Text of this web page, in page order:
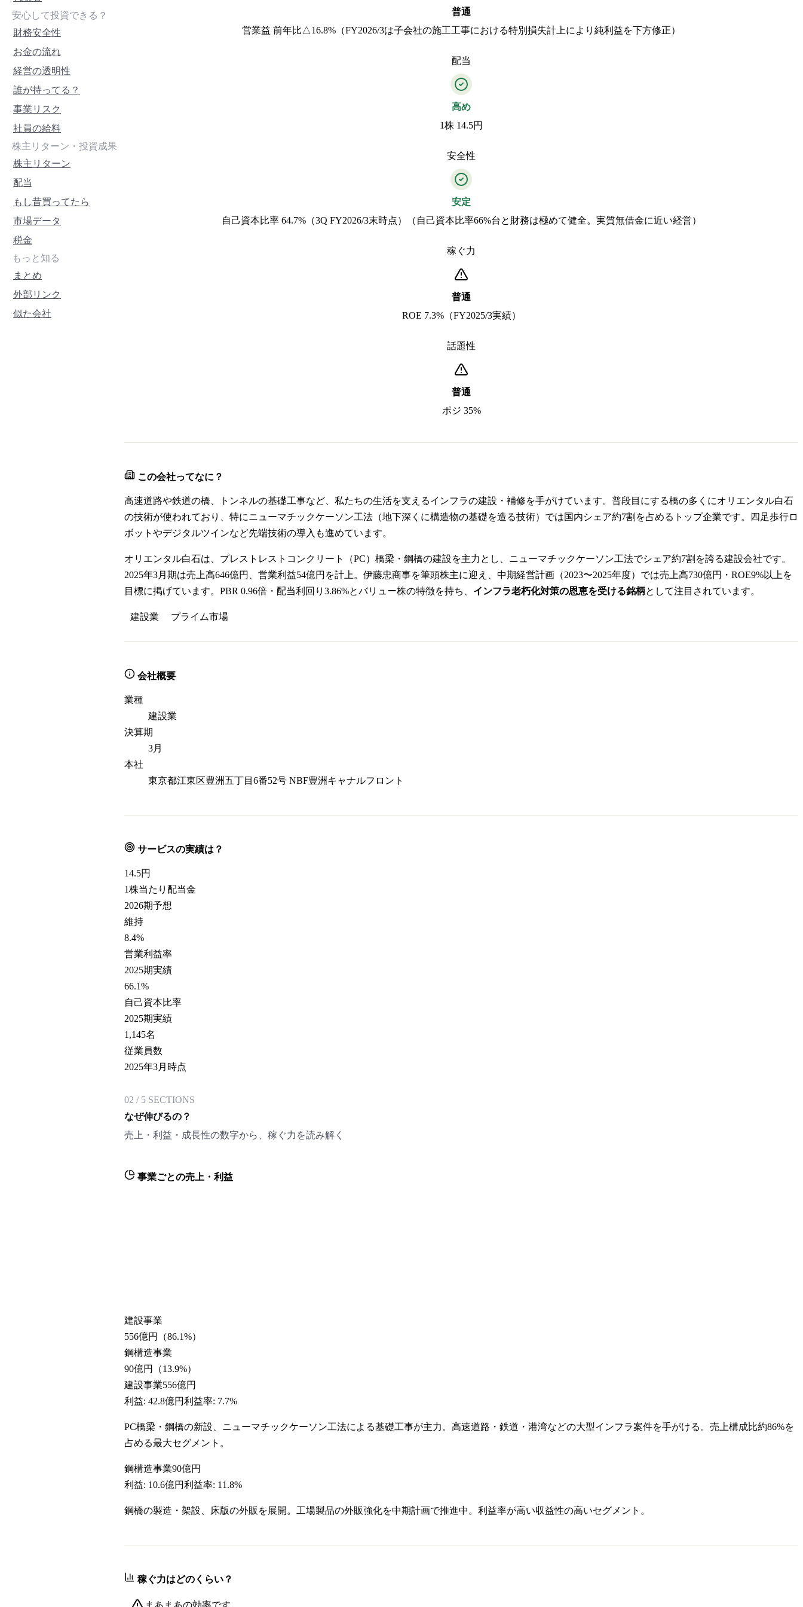
安心して投資できる？
財務安全性
お金の流れ
経営の透明性
誰が持ってる？
事業リスク
社員の給料
株主リターン・投資成果
株主リターン
配当
もし昔買ってたら
市場データ
税金
もっと知る
まとめ
外部リンク
似た会社
普通
営業益 前年比△16.8%（FY2026/3は子会社の施工工事における特別損失計上により純利益を下方修正）
配当
高め
1株 14.5円
安全性
安定
自己資本比率 64.7%（3Q FY2026/3末時点）（自己資本比率66%台と財務は極めて健全。実質無借金に近い経営）
稼ぐ力
普通
ROE 7.3%（FY2025/3実績）
話題性
普通
ポジ 35%
この会社ってなに？
高速道路や鉄道の橋、トンネルの基礎工事など、私たちの生活を支えるインフラの建設・補修を手がけています。普段目にする橋の多くにオリエンタル白石
の技術が使われており、特にニューマチックケーソン工法（地下深くに構造物の基礎を造る技術）では国内シェア約7割を占めるトップ企業です。四足歩行ロ
ボットやデジタルツインなど先端技術の導入も進めています。
オリエンタル白石は、プレストレストコンクリート（PC）橋梁・鋼橋の建設を主力とし、ニューマチックケーソン工法でシェア約7割を誇る建設会社です。
2025年3月期は売上高646億円、営業利益54億円を計上。伊藤忠商事を筆頭株主に迎え、中期経営計画（2023〜2025年度）では売上高730億円・ROE9%以上を
目標に掲げています。PBR 0.96倍・配当利回り3.86%とバリュー株の特徴を持ち、 インフラ老朽化対策の恩恵を受ける銘柄として注目されています。
建設業 プライム市場
会社概要
業種
建設業
決算期
3月
本社
東京都江東区豊洲五丁目6番52号 NBF豊洲キャナルフロント
サービスの実績は？
14.5円
1株当たり配当金
2026期予想
維持
8.4%
営業利益率
2025期実績
66.1%
自己資本比率
2025期実績
1,145名
従業員数
2025年3月時点
02 / 5 SECTIONS
なぜ伸びるの？
売上・利益・成長性の数字から、稼ぐ力を読み解く
事業ごとの売上・利益
建設事業
556億円
（86.1%）
鋼構造事業
90億円
（13.9%）
建設事業556億円
利益: 42.8億円利益率: 7.7%
PC橋梁・鋼橋の新設、ニューマチックケーソン工法による基礎工事が主力。高速道路・鉄道・港湾などの大型インフラ案件を手がける。売上構成比約86%を
占める最大セグメント。
鋼構造事業90億円
利益: 10.6億円利益率: 11.8%
鋼橋の製造・架設、床版の外販を展開。工場製品の外販強化を中期計画で推進中。利益率が高い収益性の高いセグメント。
稼ぐ力はどのくらい？
まあまあの効率です